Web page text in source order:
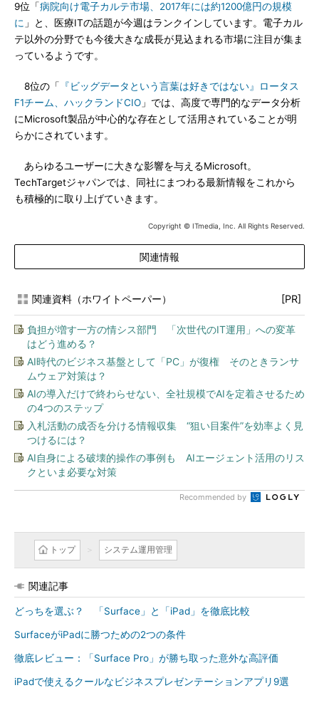
9位「病院向け電子カルテ市場、2017年には約1200億円の規模
に 」と、医療ITの話題が今週はランクインしています。電子カル
テ以外の分野でも今後大きな成長が見込まれる市場に注目が集ま
っているようです。
8位の「
『ビッグデータという言葉は好きではない』ロータス
F1チーム、ハックランドCIO 」では、高度で専門的なデータ分析
にMicrosoft製品が中心的な存在として活用されていることが明
らかにされています。
あらゆるユーザーに大きな影響を与えるMicrosoft。
TechTargetジャパンでは、同社にまつわる最新情報をこれから
も積極的に取り上げていきます。
Copyright © ITmedia, Inc. All Rights Reserved.
関連情報
関連資料（ホワイトペーパー） [PR]
負担が増す一方の情シス部門 「次世代のIT運用」への変革
はどう進める？
AI時代のビジネス基盤として「PC」が復権 そのときランサ
ムウェア対策は？
AIの導入だけで終わらせない、全社規模でAIを定着させるため
の4つのステップ
入札活動の成否を分ける情報収集 “狙い目案件”を効率よく見
つけるには？
AI自身による破壊的操作の事例も AIエージェント活用のリス
クといま必要な対策
Recommended by
トップ システム運用管理
関連記事
どっちを選ぶ？ 「Surface」と「iPad」を徹底比較
SurfaceがiPadに勝つための2つの条件
徹底レビュー：「Surface Pro」が勝ち取った意外な高評価
iPadで使えるクールなビジネスプレゼンテーションアプリ9選